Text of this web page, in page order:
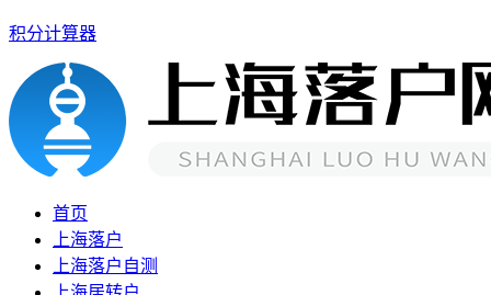
积分计算器
首页
上海落户
上海落户自测